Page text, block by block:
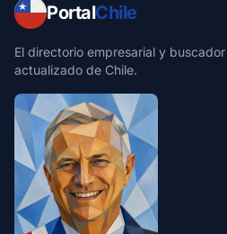
PortalChile
El directorio empresarial y
actualizado de Chile.